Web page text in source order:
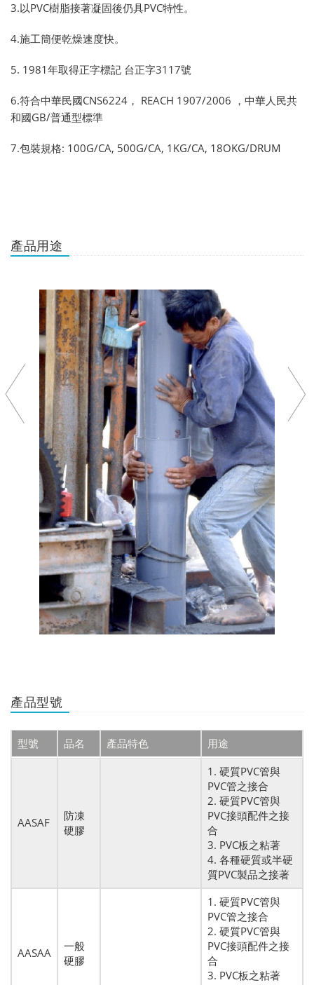
3.以PVC樹脂接著凝固後仍具PVC特性。
4.施工簡便乾燥速度快。
5. 1981年取得正字標記 台正字3117號
6.符合中華民國CNS6224， REACH 1907/2006 ，中華人民共
和國GB/普通型標準
7.包裝規格: 100G/CA, 500G/CA, 1KG/CA, 18OKG/DRUM
產品用途
產品型號
型號 品名 產品特色 用途
AASAF
防凍
硬膠
1. 硬質PVC管與
PVC管之接合
2. 硬質PVC管與
PVC接頭配件之接
合
3. PVC板之粘著
4. 各種硬質或半硬
質PVC製品之接著
AASAA
一般
硬膠
1. 硬質PVC管與
PVC管之接合
2. 硬質PVC管與
PVC接頭配件之接
合
3. PVC板之粘著